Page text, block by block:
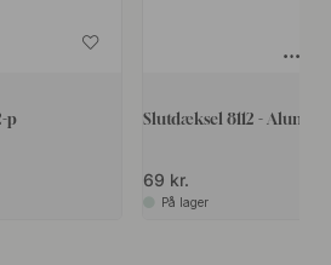
p Slutdæksel 8112 -
69 kr.
På lager